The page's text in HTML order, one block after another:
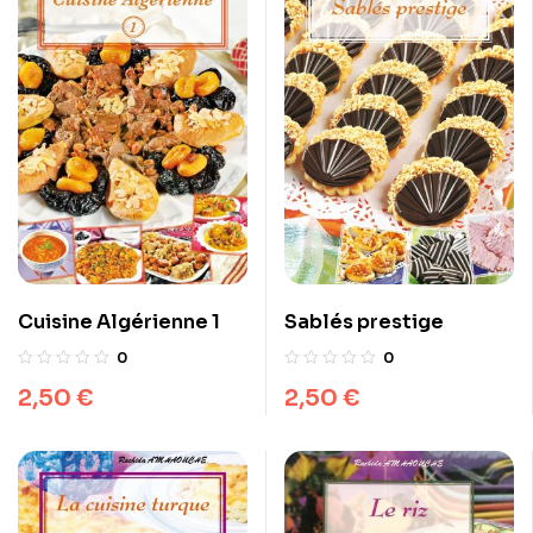
Cuisine Algérienne 1
0
2,50 €
Sablés prestige
0
2,50 €